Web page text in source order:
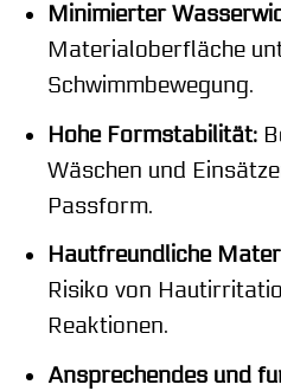
Minimierter
Materialoberfläche
Schwimmbewegung.
Hohe Formstabilität:
Wäschen und
Passform.
Hautfreundliche
Risiko von
Reaktionen.
Ansprechendes und